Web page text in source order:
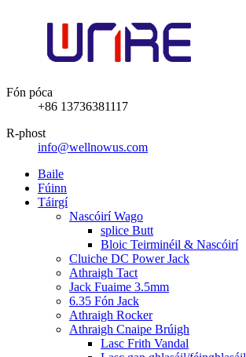
Fón póca
+86 13736381117
R-phost
info@wellnowus.com
Baile
Fúinn
Táirgí
Nascóirí Wago
splice Butt
Bloic Teirminéil & Nascóirí
Cluiche DC Power Jack
Athraigh Tact
Jack Fuaime 3.5mm
6.35 Fón Jack
Athraigh Rocker
Athraigh Cnaipe Brúigh
Lasc Frith Vandal